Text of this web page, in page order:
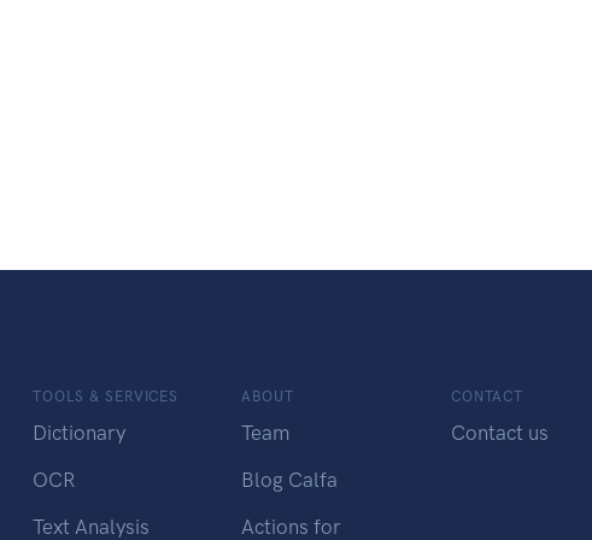
TOOLS & SERVICES
Dictionary
OCR
Text Analysis
ABOUT
Team
Blog Calfa
Actions for
CONTACT
Contact us